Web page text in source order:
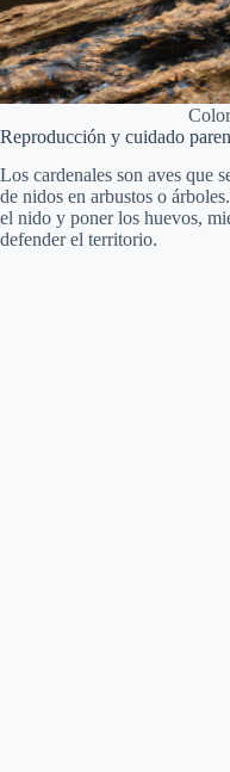
Reproducción y cuidado
Los cardenales son aves que
de nidos en arbustos o
el nido y poner los huevos,
defender el territorio.